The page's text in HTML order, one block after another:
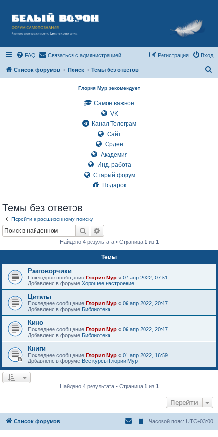
FAQ Связаться с администрацией Вход
Регистрация
Список форумов Поиск Темы без ответов
Глория Мур рекомендует
Самое важное
VK
Канал Телеграм
Сайт
Орден
Академия
Инд. работа
Старый форум
Подарок
Темы без ответов
Перейти к расширенному поиску
Поиск
Найдено 4 результата • Страница 1 из 1
Темы
Разговорчики
Последнее сообщение Глория Мур « 07 апр 2022, 07:51
Добавлено в форуме Хорошее настроение
Цитаты
Последнее сообщение Глория Мур « 06 апр 2022, 20:47
Добавлено в форуме Библиотека
Кино
Последнее сообщение Глория Мур « 06 апр 2022, 20:47
Добавлено в форуме Библиотека
Книги
Последнее сообщение Глория Мур « 01 апр 2022, 16:59
Добавлено в форуме Все курсы Глории Мур
Найдено 4 результата • Страница 1 из 1
Перейти
Список форумов Часовой пояс: UTC+03:00